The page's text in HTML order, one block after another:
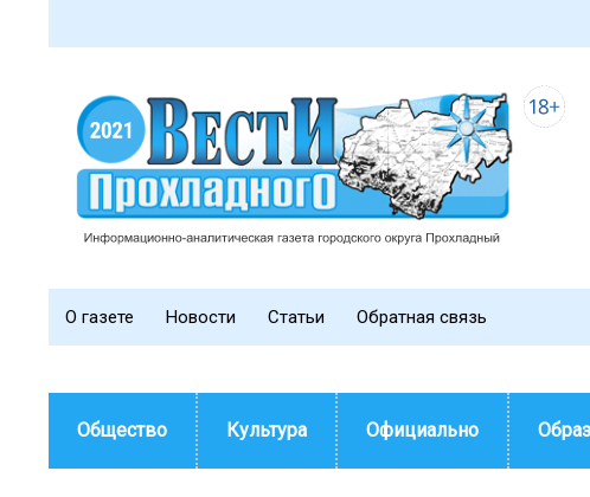
О газете Новости Статьи Обратная связь
Общество Культура Официально